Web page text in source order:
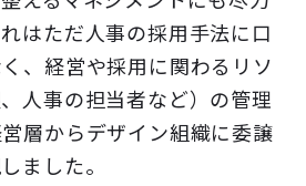
はただ人事の採用手法に口
、経営や採用に関わるリソ
人事の担当者など）の管理
層からデザイン組織に委譲
ました。